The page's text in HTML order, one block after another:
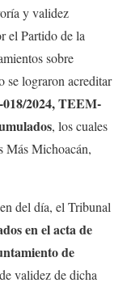
y validez
el Partido de la
sobre
se lograron acreditar
2024, TEEM-
, los cuales
Más Michoacán,
del día, el Tribunal
en el acta de
de
validez de dicha